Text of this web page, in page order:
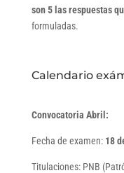
son 5 las respuestas
formuladas.
Calendario
Convocatoria Abril:
Fecha de examen: 18
Titulaciones: PNB